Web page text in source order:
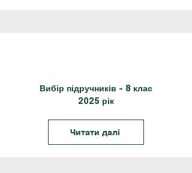
Вибір підручників - 8 клас
2025 рік
Читати далі